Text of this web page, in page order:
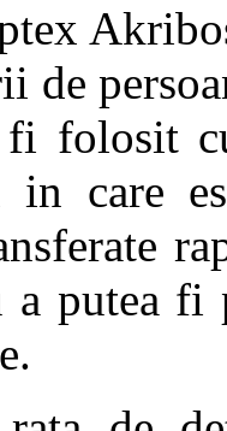
de
fi folosit
care
a putea fi